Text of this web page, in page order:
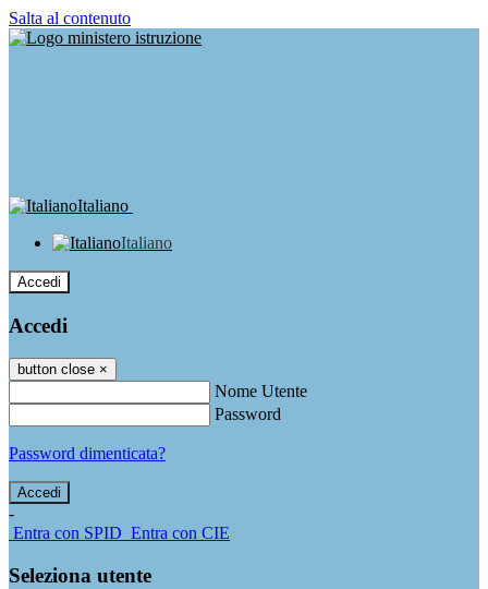
Salta al contenuto
Italiano
Italiano
Accedi
Accedi
button close ×
Nome Utente
Password
Password dimenticata?
-
Entra con SPID Entra con CIE
Seleziona utente